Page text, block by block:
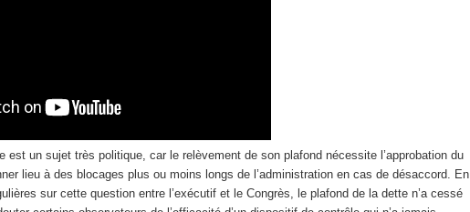
est un sujet très politique, car le relèvement de son plafond nécessite l’approbation du
lieu à des blocages plus ou moins longs de l’administration en cas de désaccord. En
sur cette question entre l’exécutif et le Congrès, le plafond de la dette n’a cessé